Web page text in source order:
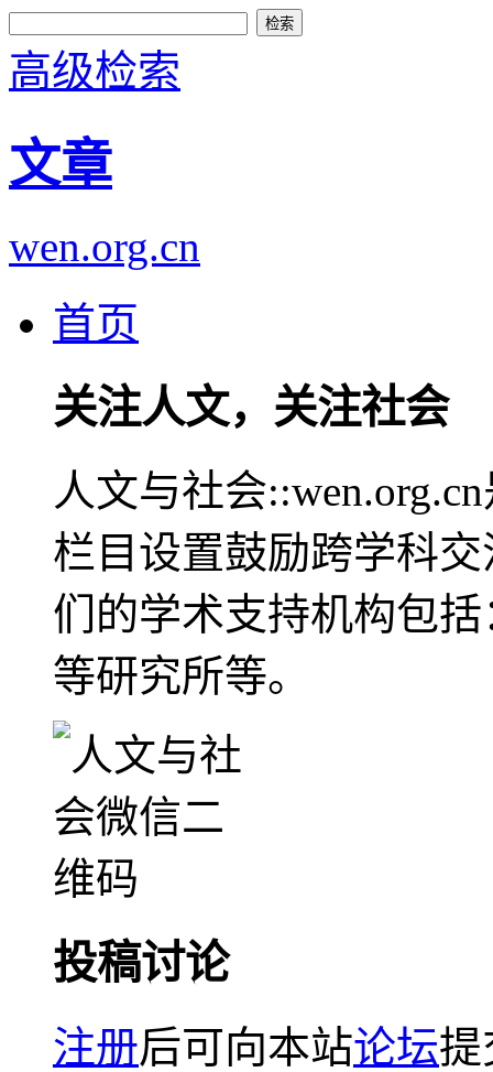
高级检索
文章
wen.org.cn
首页
关注人文，关注社会
人文与社会
栏目设置鼓励跨学科
们的学术支持机构包
等研究所等。
投稿讨论
注册后可向本站论坛提